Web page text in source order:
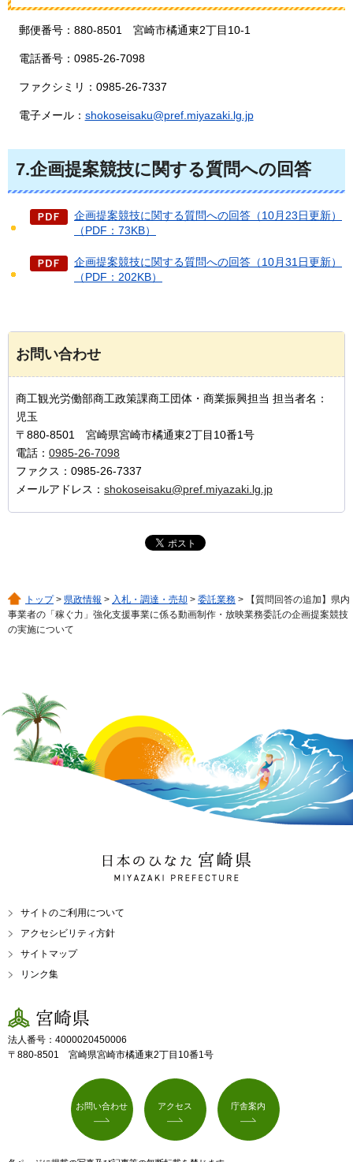
郵便番号：880-8501 宮崎市橘通東2丁目10-1
電話番号：0985-26-7098
ファクシミリ：0985-26-7337
電子メール： shokoseisaku@pref.miyazaki.lg.jp
7.企画提案競技に関する質問への回答
企画提案競技に関する質問への回答（10月23日更新）
（PDF：73KB）
企画提案競技に関する質問への回答（10月31日更新）
（PDF：202KB）
お問い合わせ
商工観光労働部商工政策課商工団体・商業振興担当 担当者名：
児玉
〒880-8501 宮崎県宮崎市橘通東2丁目10番1号
電話： 0985-26-7098
ファクス：0985-26-7337
メールアドレス： shokoseisaku@pref.miyazaki.lg.jp
トップ> 県政情報 > 入札・調達・売却 > 委託業務 > 【質問回答の追加】県内
事業者の「稼ぐ力」強化支援事業に係る動画制作・放映業務委託の企画提案競技
の実施について
日本のひなた 宮崎県
MIYAZAKI PREFECTURE
サイトのご利用について
アクセシビリティ方針
サイトマップ
リンク集
宮崎県
法人番号：4000020450006
〒880-8501 宮崎県宮崎市橘通東2丁目10番1号
お問い合わせ アクセス 庁舎案内